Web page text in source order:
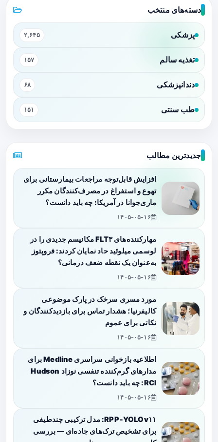
دسته‌های منتخب
پزشکی ۲,۶۴۵
تغذیه سالم ۱۵۷
دندانپزشکی ۶۸
طب سنتی ۱۵۱
جدیدترین مطالب
افزایش قابل‌توجه مراجعات بیمارستانی برای
تهوع و استفراغ در مصرف‌کنندگان مکرر
ماری‌جوانا در آمریکا: چه باید دانست؟
۱۴۰۵-۰۵-۱۶
مهارکننده‌های FLT۳ مکانیسم جدیدی را در
لوسمی میلوئید حاد نمایان کردند: فروپتوز
به‌عنوان یک نقطه ضعف درمانی؟
۱۴۰۵-۰۵-۱۶
مورد مسری سرخک در پارک موضوعی
کالیفرنیا؛ هشدار تماس برای بازدیدکنندگان و
نکاتی برای عموم
۱۴۰۵-۰۵-۱۶
اطلاعیه بازخوانی سراسری Medline برای
مدارهای گرم‌کننده تنفسی نوزاد Hudson
RCI: چه باید دانست؟
۱۴۰۵-۰۵-۱۶
RPP‑YOLOv۱۱: مدل ترکیبی چندطیفی
برای تشخیص ترک‌های جاده‌ای — بررسی